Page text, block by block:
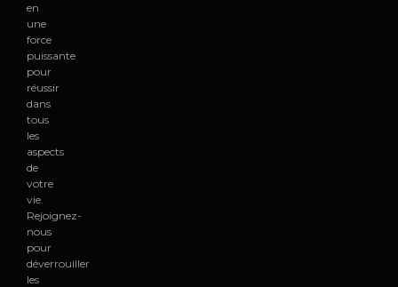
en
une
force
puissante
pour
réussir
dans
tous
les
aspects
de
votre
vie.
Rejoignez-
nous
pour
déverrouiller
les